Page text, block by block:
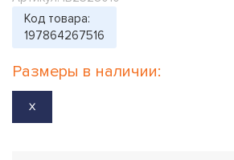
Код товара:
197864267516
Размеры в наличии:
X